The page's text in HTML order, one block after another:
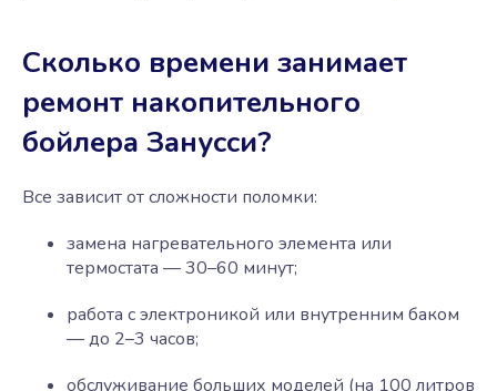
Сколько времени занимает
ремонт накопительного
бойлера Занусси?
Все зависит от сложности поломки:
замена нагревательного элемента или
термостата — 30–60 минут;
работа с электроникой или внутренним баком
— до 2–3 часов;
обслуживание больших моделей (на 100 литров